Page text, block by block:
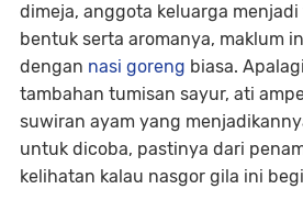
dimeja, anggota keluarga
bentuk serta aromanya, maklum
dengan nasi goreng biasa.
tambahan tumisan sayur, ati
suwiran ayam yang
untuk dicoba, pastinya dari
kelihatan kalau nasgor gila ini